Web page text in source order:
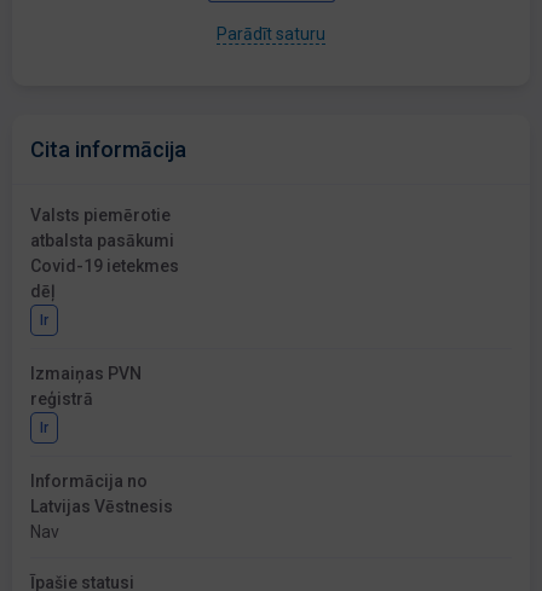
Parādīt saturu
Cita informācija
Valsts piemērotie
atbalsta pasākumi
Covid-19 ietekmes
dēļ
Ir
Izmaiņas PVN
reģistrā
Ir
Informācija no
Latvijas Vēstnesis
Nav
Īpašie statusi